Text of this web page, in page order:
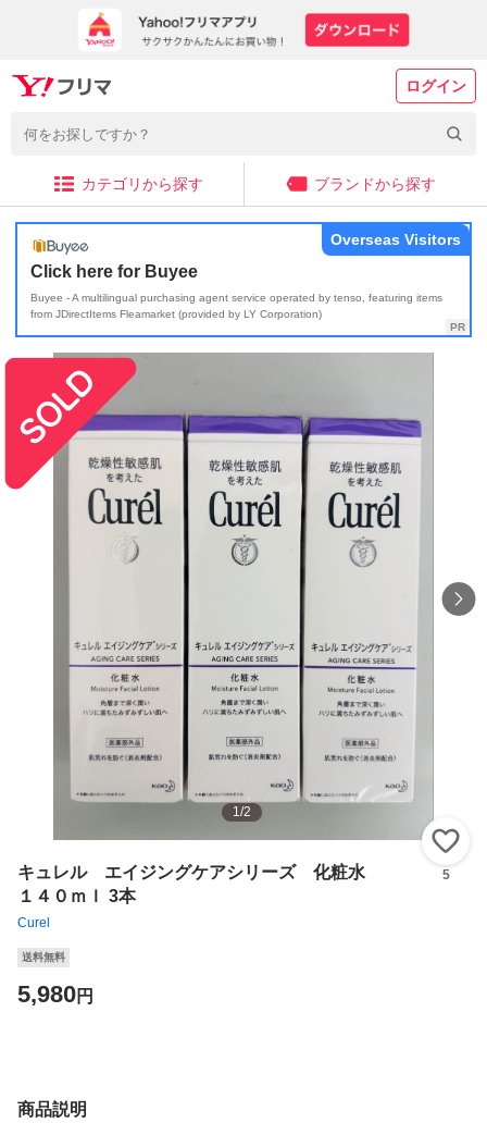
ログイン
カテゴリから探す ブランドから探す
Click here for Buyee
Buyee - A multilingual purchasing agent service operated by tenso, featuring items
from JDirectItems Fleamarket (provided by LY Corporation)
Overseas Visitors
1/2
キュレル エイジングケアシリーズ 化粧水
１４０ｍｌ 3本
Curel
5
送料無料
5,980円
商品説明